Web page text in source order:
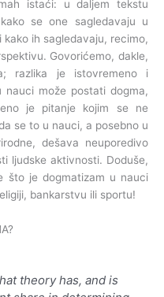
istaći: u daljem tekstu
se one sagledavaju u
ih sagledavaju, recimo,
Govorićemo, dakle,
razlika je istovremeno i
nauci može postati dogma,
je pitanje kojim se ne
se to u nauci, a posebno u
dešava neuporedivo
ljudske aktivnosti. Doduše,
što je dogmatizam u nauci
bankarstvu ili sportu!
theory has, and is